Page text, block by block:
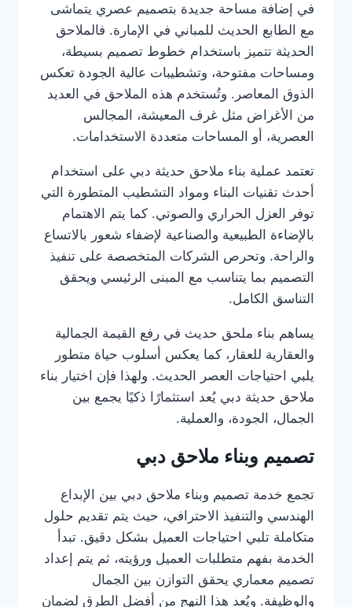
في إضافة مساحة جديدة بتصميم عصري يتماشى
مع الطابع الحديث للمباني في الإمارة. فالملاحق
الحديثة تتميز باستخدام خطوط تصميم بسيطة،
ومساحات مفتوحة، وتشطيبات عالية الجودة تعكس
الذوق المعاصر. وتُستخدم هذه الملاحق في العديد
من الأغراض مثل غرف المعيشة، المجالس
العصرية، أو المساحات متعددة الاستخدامات.
تعتمد عملية بناء ملاحق حديثة دبي على استخدام
أحدث تقنيات البناء ومواد التشطيب المتطورة التي
توفر العزل الحراري والصوتي. كما يتم الاهتمام
بالإضاءة الطبيعية والصناعية لإضفاء شعور بالاتساع
والراحة. وتحرص الشركات المتخصصة على تنفيذ
التصميم بما يتناسب مع المبنى الرئيسي ويحقق
التناسق الكامل.
يساهم بناء ملحق حديث في رفع القيمة الجمالية
والعقارية للعقار، كما يعكس أسلوب حياة متطور
يلبي احتياجات العصر الحديث. ولهذا فإن اختيار بناء
ملاحق حديثة دبي يُعد استثمارًا ذكيًا يجمع بين
الجمال، الجودة، والعملية.
تصميم وبناء ملاحق دبي
تجمع خدمة تصميم وبناء ملاحق دبي بين الإبداع
الهندسي والتنفيذ الاحترافي، حيث يتم تقديم حلول
متكاملة تلبي احتياجات العميل بشكل دقيق. تبدأ
الخدمة بفهم متطلبات العميل ورؤيته، ثم يتم إعداد
تصميم معماري يحقق التوازن بين الجمال
والوظيفة. ويُعد هذا النهج من أفضل الطرق لضمان